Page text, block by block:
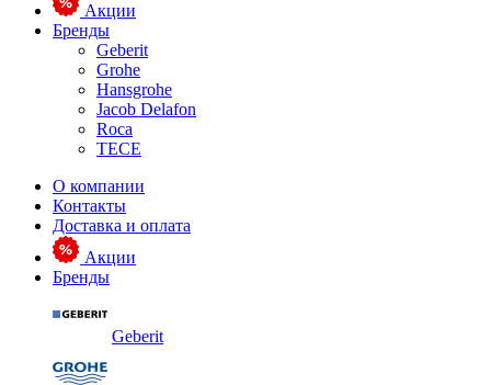
Акции
Бренды
Geberit
Grohe
Hansgrohe
Jacob Delafon
Roca
TECE
О компании
Контакты
Доставка и оплата
Акции
Бренды
Geberit